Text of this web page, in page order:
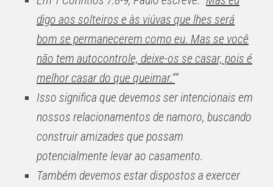
digo aos solteiros e às viúvas que lhes será
bom se permanecerem como eu. Mas se você
não tem autocontrole, deixe-os se casar, pois é
melhor casar do que queimar.”“
Isso significa que devemos ser intencionais em
nossos relacionamentos de namoro, buscando
construir amizades que possam
potencialmente levar ao casamento.
Também devemos estar dispostos a exercer